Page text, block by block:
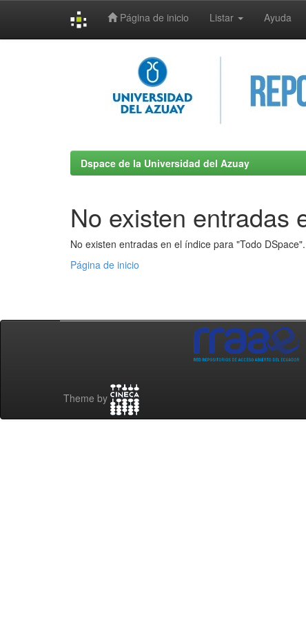
Página de inicio Listar Ayuda
Dspace de la Universidad del Azuay
No existen entradas
No existen entradas en el índice para "Todo DSpace".
Página de inicio
Theme by